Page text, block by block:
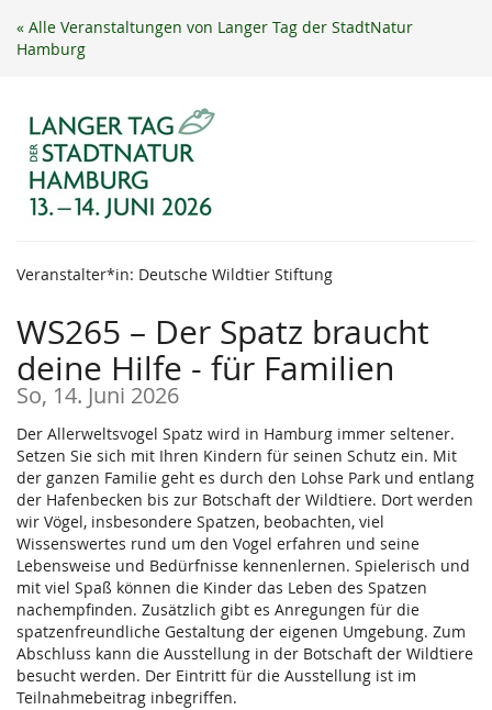
Zum
Haupt-
« Alle Veranstaltungen von Langer Tag der StadtNatur
Hamburg
Veranstalter*in: Deutsche Wildtier Stiftung
WS265 – Der Spatz braucht
deine Hilfe - für Familien
So, 14. Juni 2026
Der Allerweltsvogel Spatz wird in Hamburg immer seltener.
Setzen Sie sich mit Ihren Kindern für seinen Schutz ein. Mit
der ganzen Familie geht es durch den Lohse Park und entlang
der Hafenbecken bis zur Botschaft der Wildtiere. Dort werden
wir Vögel, insbesondere Spatzen, beobachten, viel
Wissenswertes rund um den Vogel erfahren und seine
Lebensweise und Bedürfnisse kennenlernen. Spielerisch und
mit viel Spaß können die Kinder das Leben des Spatzen
nachempfinden. Zusätzlich gibt es Anregungen für die
spatzenfreundliche Gestaltung der eigenen Umgebung. Zum
Abschluss kann die Ausstellung in der Botschaft der Wildtiere
besucht werden. Der Eintritt für die Ausstellung ist im
Teilnahmebeitrag inbegriffen.